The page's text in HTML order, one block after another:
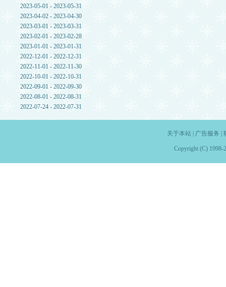
2023-05-01 - 2023-05-31
2023-04-02 - 2023-04-30
2023-03-01 - 2023-03-31
2023-02-01 - 2023-02-28
2023-01-01 - 2023-01-31
2022-12-01 - 2022-12-31
2022-11-01 - 2022-11-30
2022-10-01 - 2022-10-31
2022-09-01 - 2022-09-30
2022-08-01 - 2022-08-31
2022-07-24 - 2022-07-31
关于本站| 广告服务
Copyright (C) 1998-